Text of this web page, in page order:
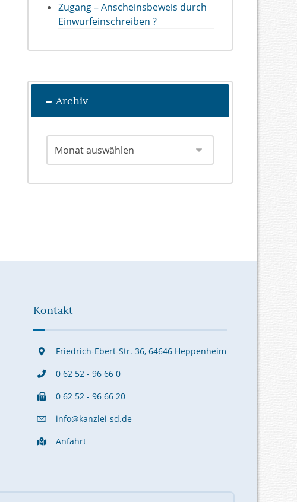
Zugang – Anscheinsbeweis durch
Einwurfeinschreiben ?
Archiv
Kontakt
Friedrich-Ebert-Str. 36, 64646 Heppenheim
0 62 52 - 96 66 0
0 62 52 - 96 66 20
info@kanzlei-sd.de
Anfahrt